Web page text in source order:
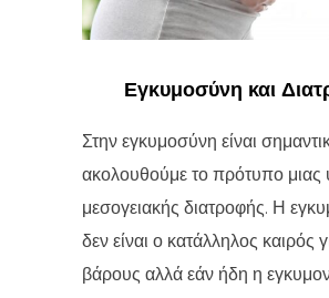
Εγκυμοσύνη και
Στην εγκυμοσύνη είναι
ακολουθούμε το πρότυπο μιας
μεσογειακής διατροφής. Η
δεν είναι ο κατάλληλος καιρός
βάρους αλλά εάν ήδη η